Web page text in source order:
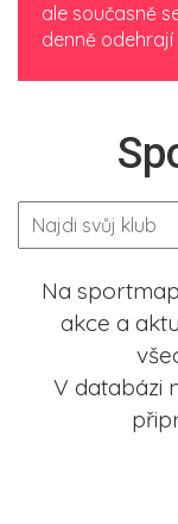
ale současně
denně odehrají
Na
akce a
V databázi